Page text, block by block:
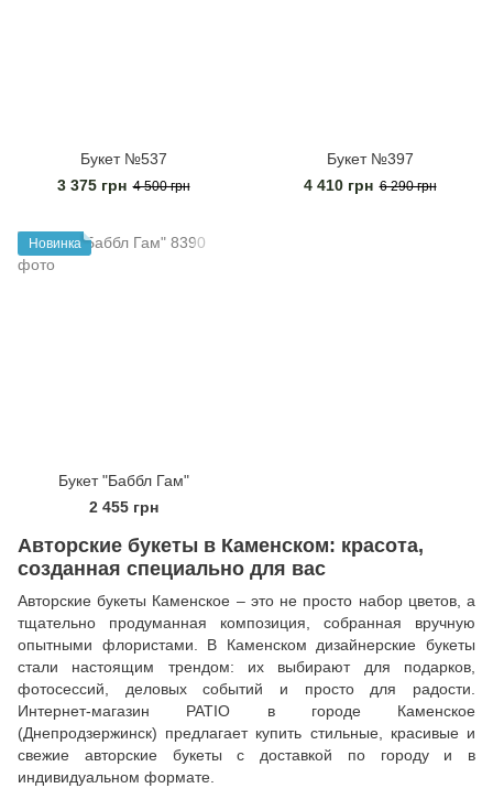
Букет №537
3 375 грн 4 500 грн
Букет №397
4 410 грн 6 290 грн
Новинка
Букет "Баббл Гам"
2 455 грн
Авторские букеты в Каменском: красота,
созданная специально для вас
Авторские букеты Каменское – это не просто набор цветов, а
тщательно продуманная композиция, собранная вручную
опытными флористами. В Каменском дизайнерские букеты
стали настоящим трендом: их выбирают для подарков,
фотосессий, деловых событий и просто для радости.
Интернет-магазин PATIO в городе Каменское
(Днепродзержинск) предлагает купить стильные, красивые и
свежие авторские букеты с доставкой по городу и в
индивидуальном формате.